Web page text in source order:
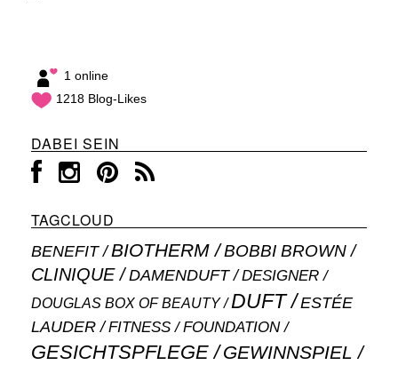
1 online
1218 Blog-Likes
DABEI SEIN
TAGCLOUD
BENEFIT BIOTHERM BOBBI BROWN
CLINIQUE DAMENDUFT DESIGNER
DOUGLAS BOX OF BEAUTY DUFT
ESTÉE
LAUDER
FITNESS FOUNDATION
GESICHTSPFLEGE GEWINNSPIEL